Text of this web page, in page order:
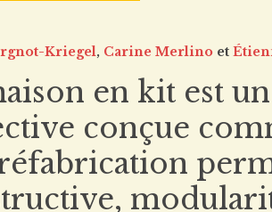
Kriegel, Carine Merlino et
en kit est
conçue